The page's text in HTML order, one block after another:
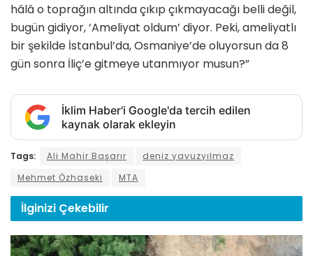
hâlâ o toprağın altında çıkıp çıkmayacağı belli değil,
bugün gidiyor, ‘Ameliyat oldum’ diyor. Peki, ameliyatlı
bir şekilde İstanbul’da, Osmaniye’de oluyorsun da 8
gün sonra İliç’e gitmeye utanmıyor musun?”
İklim Haber'i Google'da tercih edilen
kaynak olarak ekleyin
Tags: Ali Mahir Başarır
deniz yavuzyılmaz
Mehmet Özhaseki
MTA
İlginizi Çekebilir